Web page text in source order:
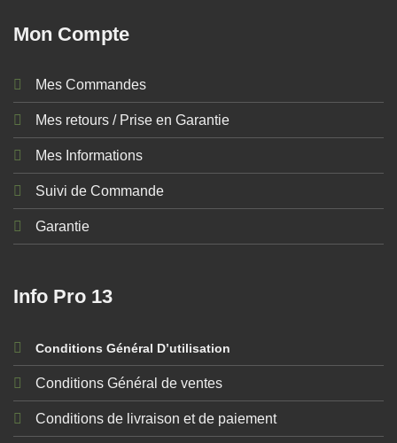
Mon Compte
Mes Commandes
Mes retours / Prise en Garantie
Mes Informations
Suivi de Commande
Garantie
Info Pro 13
Conditions Général D’utilisation
Conditions Général de ventes
Conditions de livraison et de paiement